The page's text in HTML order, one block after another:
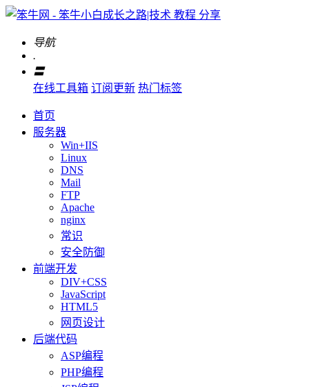
导航
.
〓
在线工具箱 订阅更新 热门标签
首页
服务器
Win+IIS
Linux
DNS
Mail
FTP
Apache
nginx
常识
安全防御
前端开发
DIV+CSS
JavaScript
HTML5
网页设计
后端代码
ASP编程
PHP编程